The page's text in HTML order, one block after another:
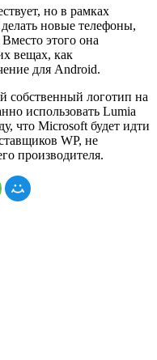
но в рамках
новые телефоны,
этого она
вещах, как
для Android.
собственный логотип на
использовать Lumia
что Microsoft будет идти
WP, не
производителя.